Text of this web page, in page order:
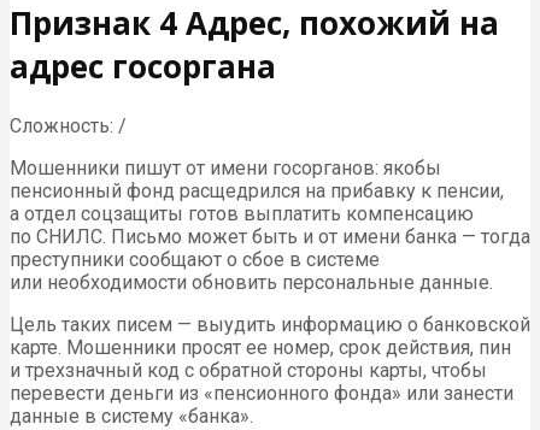
Признак 4 Адрес, похожий на
адрес госоргана
Сложность: /
Мошенники пишут от имени госорганов: якобы
пенсионный фонд расщедрился на прибавку к пенсии,
а отдел соцзащиты готов выплатить компенсацию
по СНИЛС. Письмо может быть и от имени банка — тогда
преступники сообщают о сбое в системе
или необходимости обновить персональные данные.
Цель таких писем — выудить информацию о банковской
карте. Мошенники просят ее номер, срок действия, пин
и трехзначный код с обратной стороны карты, чтобы
перевести деньги из «пенсионного фонда» или занести
данные в систему «банка».